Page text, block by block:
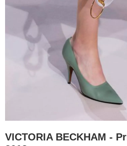
VICTORIA BECKHAM -